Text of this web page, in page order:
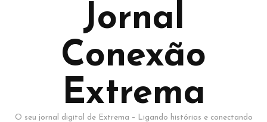
Jornal
Conexão
Extrema
O seu jornal digital de Extrema – Ligando histórias e conectando